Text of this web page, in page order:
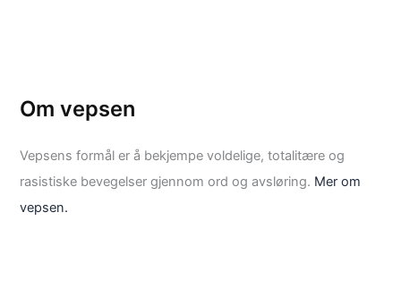
Om vepsen
Vepsens formål er å bekjempe voldelige, totalitære og
rasistiske bevegelser gjennom ord og avsløring. Mer om
vepsen.